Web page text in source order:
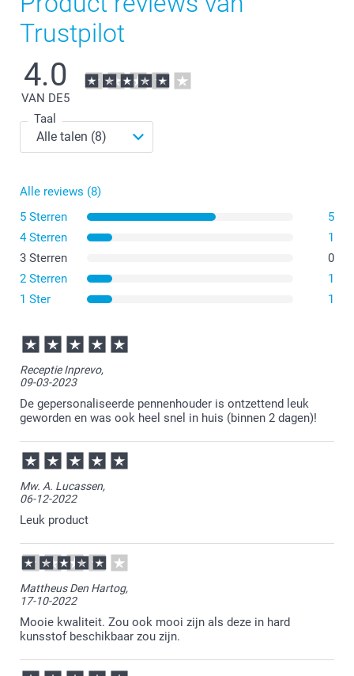
Trustpilot
4.0
VAN DE5
Taal
Alle reviews (8)
5 Sterren
5
4 Sterren
1
3 Sterren
0
2 Sterren
1
1 Ster
1
Receptie Inprevo,
09-03-2023
De gepersonaliseerde pennenhouder is ontzettend leuk
geworden en was ook heel snel in huis (binnen 2 dagen)!
Mw. A. Lucassen,
06-12-2022
Leuk product
Mattheus Den Hartog,
17-10-2022
Mooie kwaliteit. Zou ook mooi zijn als deze in hard
kunsstof beschikbaar zou zijn.